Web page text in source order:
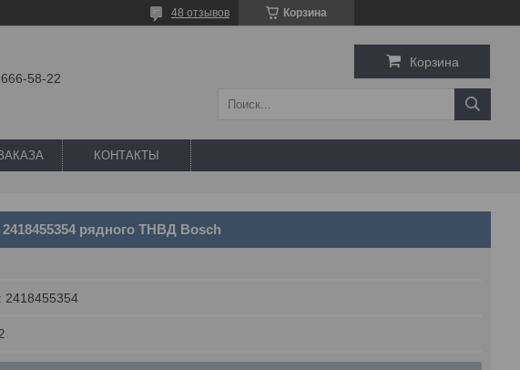
Корзина
48 отзывов
58-22
Корзина
КОНТАКТЫ
рядного ТНВД Bosch
2418455354